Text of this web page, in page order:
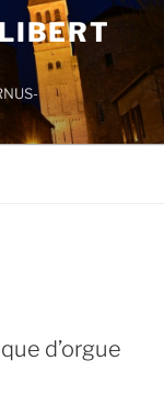
d’orgue